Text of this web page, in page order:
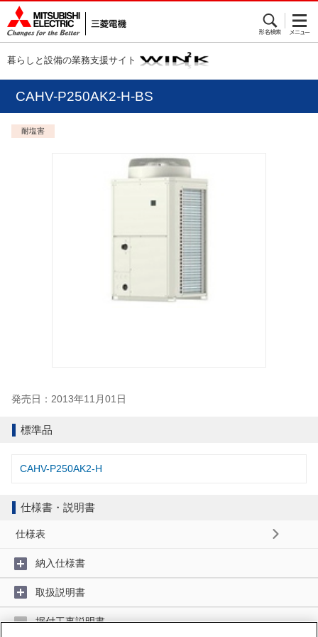
暮らしと設備の業務支援サイト
CAHV-P250AK2-H-BS
耐塩害
発売日：2013年11月01日
標準品
CAHV-P250AK2-H
仕様書・説明書
仕様表
納入仕様書
取扱説明書
据付工事説明書